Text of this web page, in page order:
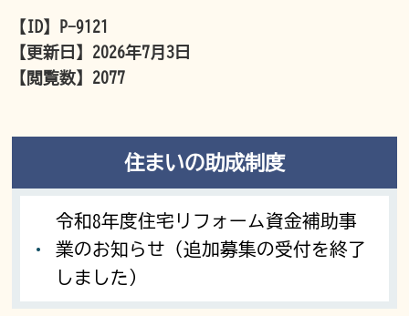
【ID】
P-9121
【更新日】 2026年7月3日
【閲覧数】 2077
住まいの助成制度
令和8年度住宅リフォーム資金補助事
業のお知らせ（追加募集の受付を終了
しました）